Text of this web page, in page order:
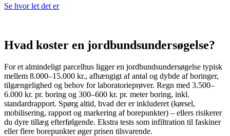
Se hvor let det er
Hvad koster en jordbundsundersøgelse?
For et almindeligt parcelhus ligger en jordbundsundersøgelse typisk
mellem 8.000–15.000 kr., afhængigt af antal og dybde af boringer,
tilgængelighed og behov for laboratorieprøver. Regn med 3.500–
6.000 kr. pr. boring og 300–600 kr. pr. meter boring, inkl.
standardrapport. Spørg altid, hvad der er inkluderet (kørsel,
mobilisering, rapport og markering af borepunkter) – ellers risikerer
du dyre tillæg efterfølgende. Ekstra tests som infiltration til faskiner
eller flere borepunkter øger prisen tilsvarende.